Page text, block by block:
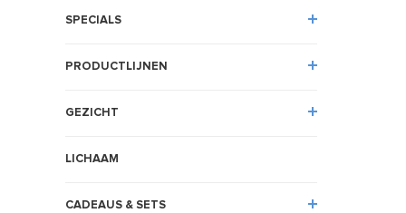
SPECIALS
PRODUCTLIJNEN
GEZICHT
LICHAAM
CADEAUS & SETS